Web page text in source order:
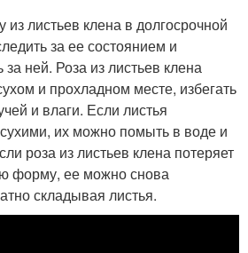
из листьев клена в долгосрочной
за ее состоянием и
ней. Роза из листьев клена
и прохладном месте, избегать
и влаги. Если листья
их можно помыть в воде и
роза из листьев клена потеряет
форму, ее можно снова
складывая листья.